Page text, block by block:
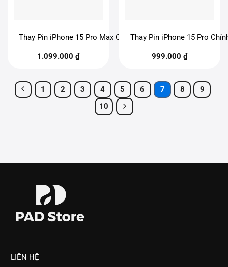
Thay Pin iPhone 15 Pro Max Chính Hãng
1.099.000 ₫
Thay Pin iPhone 15 Pro
999.000 ₫
1 2 3 4 5 6 7 8
9
10
LIÊN HỆ